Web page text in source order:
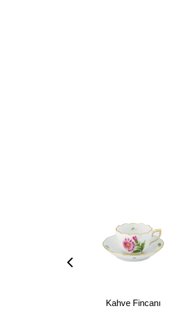
Kahve Fincanı